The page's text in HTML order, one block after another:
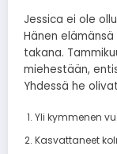
Jessica ei ole
Hänen
takana.
miehestään,
Yhdessä he
Yli kymmenen
Kasvattaneet